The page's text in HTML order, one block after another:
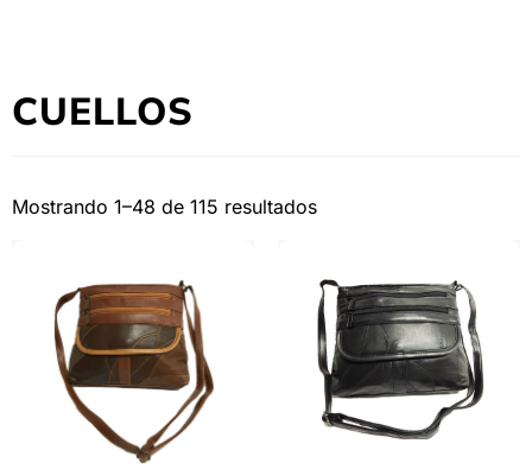
CUELLOS
Mostrando 1–48 de 115 resultados